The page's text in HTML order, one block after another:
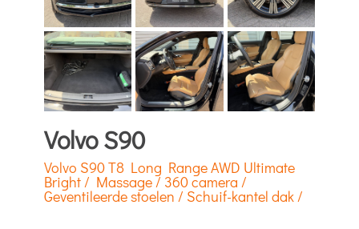
Volvo S90
Volvo S90 T8 Long Range AWD Ultimate
Bright / Massage / 360 camera /
Geventileerde stoelen / Schuif-kantel dak /